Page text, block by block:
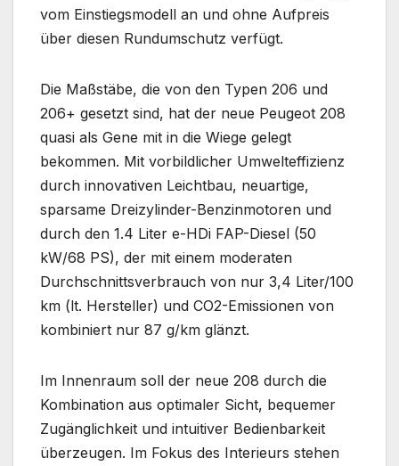
vom Einstiegsmodell an und ohne Aufpreis
über diesen Rundumschutz verfügt.
Die Maßstäbe, die von den Typen 206 und
206+ gesetzt sind, hat der neue Peugeot 208
quasi als Gene mit in die Wiege gelegt
bekommen. Mit vorbildlicher Umwelteffizienz
durch innovativen Leichtbau, neuartige,
sparsame Dreizylinder-Benzinmotoren und
durch den 1.4 Liter e-HDi FAP-Diesel (50
kW/68 PS), der mit einem moderaten
Durchschnittsverbrauch von nur 3,4 Liter/100
km (lt. Hersteller) und CO2-Emissionen von
kombiniert nur 87 g/km glänzt.
Im Innenraum soll der neue 208 durch die
Kombination aus optimaler Sicht, bequemer
Zugänglichkeit und intuitiver Bedienbarkeit
überzeugen. Im Fokus des Interieurs stehen